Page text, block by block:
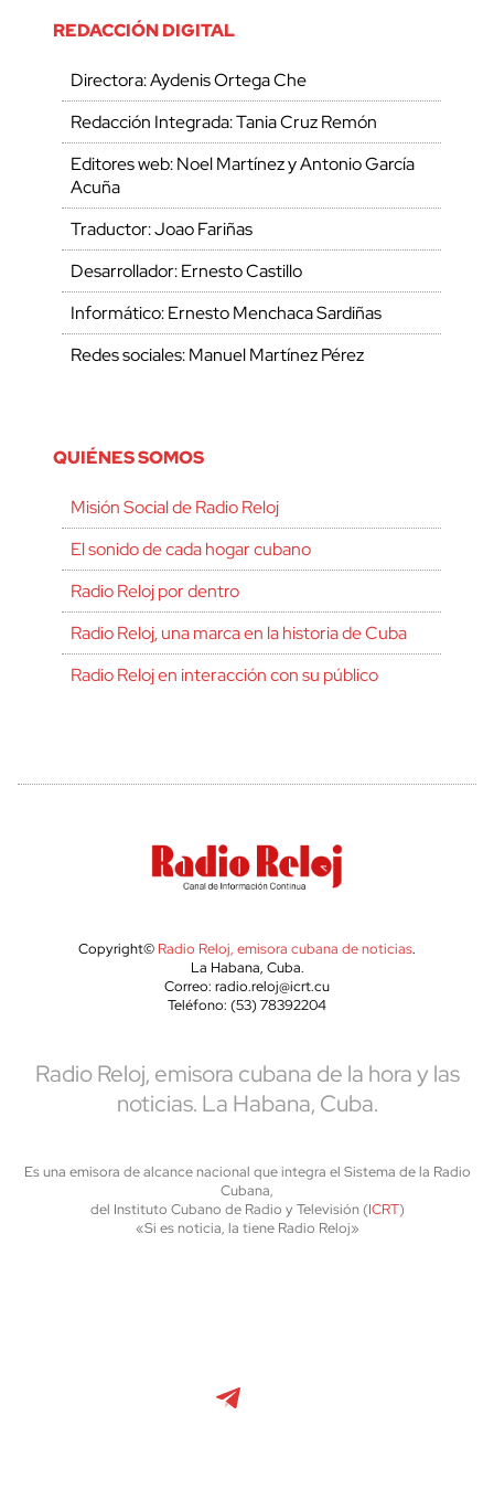
REDACCIÓN DIGITAL
Directora: Aydenis Ortega Che
Redacción Integrada: Tania Cruz Remón
Editores web: Noel Martínez y Antonio García
Acuña
Traductor: Joao Fariñas
Desarrollador: Ernesto Castillo
Informático: Ernesto Menchaca Sardiñas
Redes sociales: Manuel Martínez Pérez
QUIÉNES SOMOS
Misión Social de Radio Reloj
El sonido de cada hogar cubano
Radio Reloj por dentro
Radio Reloj, una marca en la historia de Cuba
Radio Reloj en interacción con su público
Copyright© Radio Reloj, emisora cubana de noticias.
La Habana, Cuba.
Correo: radio.reloj@icrt.cu
Teléfono: (53) 78392204
Radio Reloj, emisora cubana de la hora y las
noticias. La Habana, Cuba.
Es una emisora de alcance nacional que integra el Sistema de la Radio
Cubana,
del Instituto Cubano de Radio y Televisión (ICRT)
«Si es noticia, la tiene Radio Reloj»